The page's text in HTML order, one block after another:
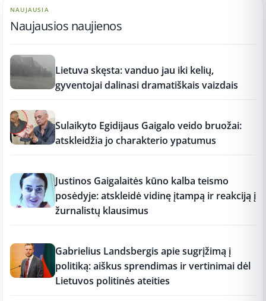
NAUJAUSIA
Naujausios naujienos
Lietuva skęsta: vanduo jau iki kelių,
gyventojai dalinasi dramatiškais vaizdais
Sulaikyto Egidijaus Gaigalo veido bruožai:
atskleidžia jo charakterio ypatumus
Justinos Gaigalaitės kūno kalba teismo
posėdyje: atskleidė vidinę įtampą ir reakciją į
žurnalistų klausimus
Gabrielius Landsbergis apie sugrįžimą į
politiką: aiškus sprendimas ir vertinimai dėl
Lietuvos politinės ateities